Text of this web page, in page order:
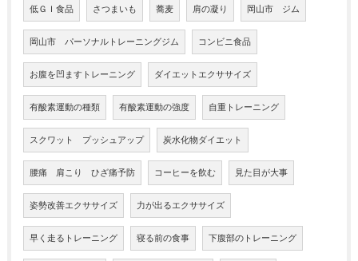
低ＧＩ食品 さつまいも 蕎麦 肩の凝り 岡山市 ジム
岡山市 パーソナルトレーニングジム コンビニ食品
お腹を凹ますトレーニング ダイエットエクササイズ
有酸素運動の種類 有酸素運動の強度 自重トレーニング
スクワット プッシュアップ 炭水化物ダイエット
腰痛 肩こり ひざ痛予防 コーヒーを飲む 見た目が大事
姿勢改善エクササイズ 力が出るエクササイズ
早く走るトレーニング 寝る前の食事 下腹部のトレーニング